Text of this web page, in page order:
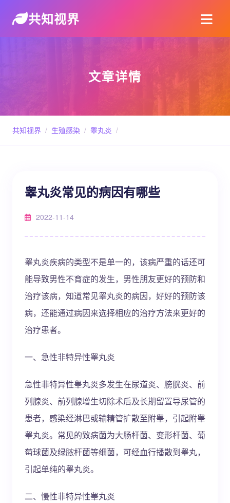
共知视界
文章详情
共知视界 / 生殖感染 / 睾丸炎 /
睾丸炎常见的病因有哪些
2022-11-14
睾丸炎疾病的类型不是单一的，该病严重的话还可
能导致男性不育症的发生，男性朋友更好的预防和
治疗该病，知道常见睾丸炎的病因，好好的预防该
病，还能通过病因来选择相应的治疗方法来更好的
治疗患者。
一、急性非特异性睾丸炎
急性非特异性睾丸炎多发生在尿道炎、膀胱炎、前
列腺炎、前列腺增生切除术后及长期留置导尿管的
患者，感染经淋巴或输精管扩散至附睾，引起附睾
睾丸炎。常见的致病菌为大肠杆菌、变形杆菌、葡
萄球菌及绿脓杆菌等细菌，可经血行播散到睾丸，
引起单纯的睾丸炎。
二、慢性非特异性睾丸炎